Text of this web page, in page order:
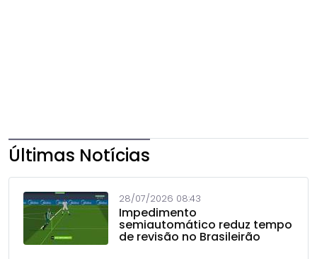
Últimas Notícias
28/07/2026 08:43
Impedimento
semiautomático reduz tempo
de revisão no Brasileirão